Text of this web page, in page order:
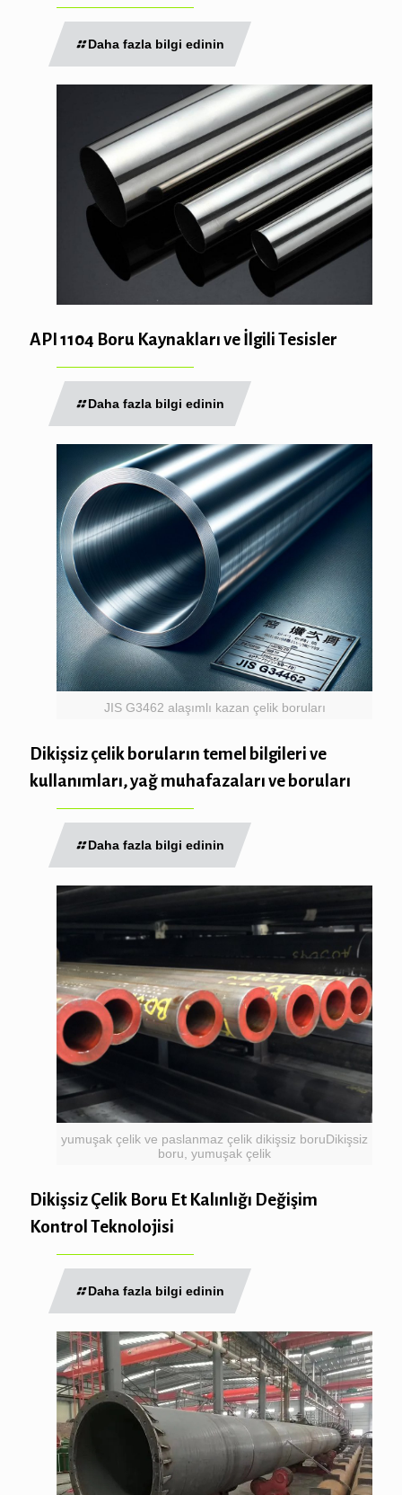
Daha fazla bilgi edinin
API 1104 Boru Kaynakları ve İlgili Tesisler
Daha fazla bilgi edinin
JIS G3462 alaşımlı kazan çelik boruları
Dikişsiz çelik boruların temel bilgileri ve
kullanımları, yağ muhafazaları ve boruları
Daha fazla bilgi edinin
yumuşak çelik ve paslanmaz çelik dikişsiz boruDikişsiz
boru, yumuşak çelik
Dikişsiz Çelik Boru Et Kalınlığı Değişim
Kontrol Teknolojisi
Daha fazla bilgi edinin